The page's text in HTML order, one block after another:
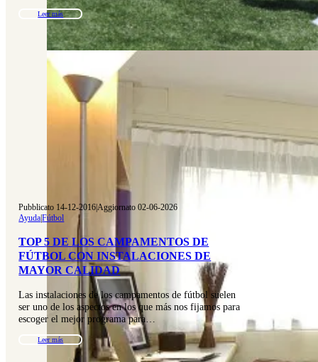
Leer más
Pubblicato 14-12-2016|Aggiornato 02-06-2026
Ayuda|Fútbol
TOP 5 DE LOS CAMPAMENTOS DE
FÚTBOL CON INSTALACIONES DE
MAYOR CALIDAD
Las instalaciones de los campamentos de fútbol suelen
ser uno de los aspectos en los que más nos fijamos para
escoger el mejor programa para…
Leer más